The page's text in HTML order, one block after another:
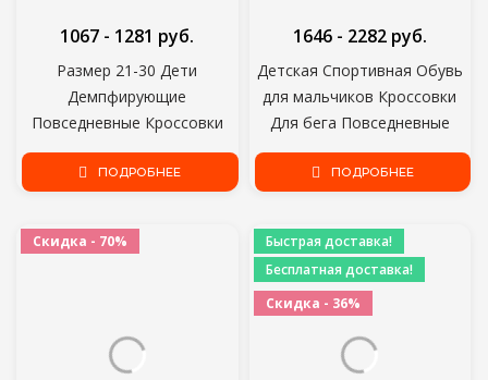
Размер 21-30 Дети
Демпфирующие
Повседневные Кроссовки
Мальчики износостойкие
Кроссовки Девочки Легкая
дышащей
1067 - 1281 руб.
ПОДРОБНЕЕ
Детская Спортивная Обувь
для мальчиков Кроссовки
Для бега Повседневные
кроссовки Дышащая Детская
модная обувь 2020 Осенняя
1646 - 2282 руб.
ПОДРОБНЕЕ
Скидка - 70%
Быстрая доставка!
Бесплатная доставка!
Скидка - 36%